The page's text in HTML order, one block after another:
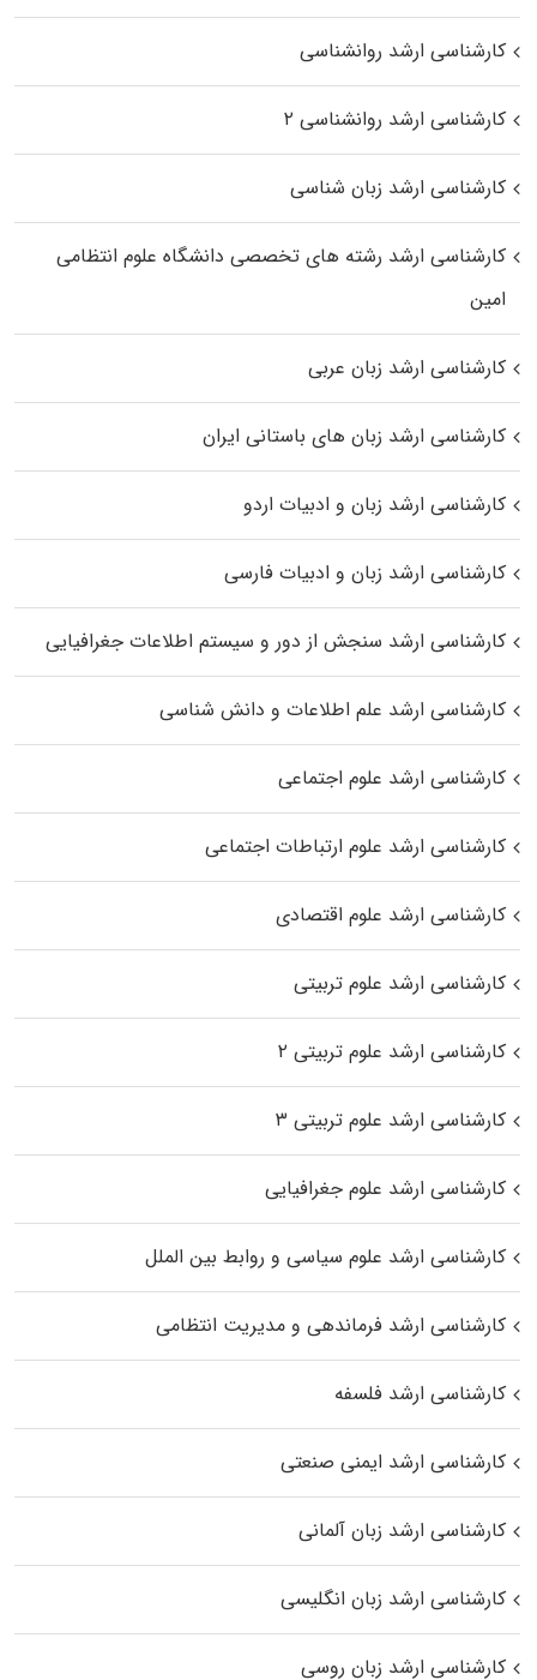
کارشناسی ارشد روانشناسی
کارشناسی ارشد روانشناسی ۲
کارشناسی ارشد زبان شناسی
کارشناسی ارشد رﺷﺘﻪ ﻫﺎی تخصصی داﻧﺸﮕﺎه ﻋﻠﻮم انتظامی
اﻣﻴﻦ
کارشناسی ارشد زبان عربی
کارشناسی ارشد زبان‌ های باستانی ایران
کارشناسی ارشد زبان و ادبیات اردو
کارشناسی ارشد زبان و ادبیات فارسی
کارشناسی ارشد سنجش از دور و سیستم اطلاعات جغرافیایی
کارشناسی ارشد علم اطلاعات و دانش شناسی
کارشناسی ارشد علوم اجتماعی
کارشناسی ارشد علوم ارتباطات اجتماعی
کارشناسی ارشد علوم اقتصادی
کارشناسی ارشد علوم تربیتی
کارشناسی ارشد علوم تربیتی ۲
کارشناسی ارشد علوم تربیتی ۳
کارشناسی ارشد علوم جغرافیایی
کارشناسی ارشد علوم سیاسی و روابط بین الملل
کارشناسی ارشد فرماندهی و مدیریت انتظامی
کارشناسی ارشد فلسفه
کارشناسی ارشد ایمنی صنعتی
کارشناسی ارشد زبان آلمانی
کارشناسی ارشد زبان انگلیسی
کارشناسی ارشد زبان روسی